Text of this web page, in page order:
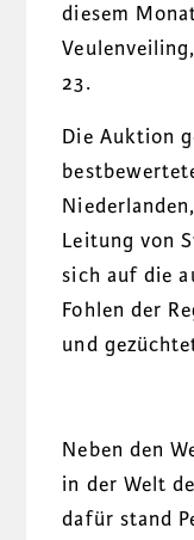
diesem
23.
Die Auktion
Leitung von
sich auf die
Fohlen der
und
Neben den
in der Welt
dafür stand